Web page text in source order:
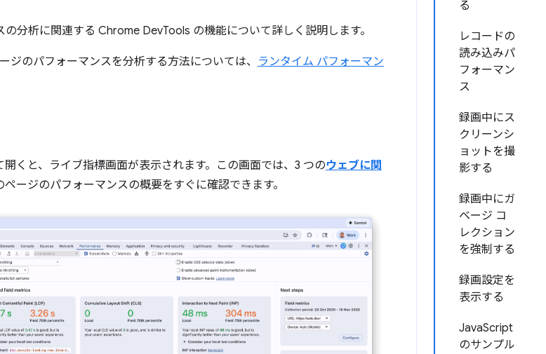
る
レコードの
読み込みパ
フォーマン
ス
録画中にス
クリーンシ
ョットを撮
影する
録画中にガ
ベージ コ
レクション
を強制する
録画設定を
表示する
JavaScript
のサンプル
分析に関連する Chrome DevTools の機能について詳しく説明します。
ジのパフォーマンスを分析する方法については、 ランタイム パフォーマン
開くと、ライブ指標画面が表示されます。この画面では、3 つのウェブに関
ージのパフォーマンスの概要をすぐに確認できます。